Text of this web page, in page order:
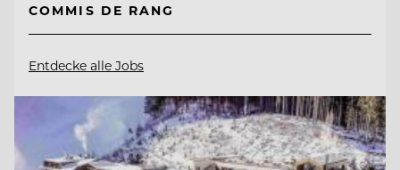
COMMIS DE RANG
Entdecke alle Jobs